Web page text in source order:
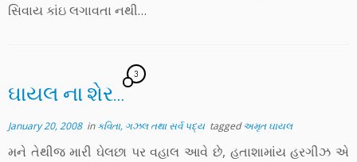
સિવાય કાંઇ લગાવતા નથી…
ઘાયલ ના શેર…
3
January 20, 2008inકવિતા, ગઝલ તથા સર્વ પદ્ય taggedઅમૃત ઘાયલ
મને તેથીજ મારી ઘેલછા પર વહાલ આવે છે, હતાશામાંય હરગીઝ એ